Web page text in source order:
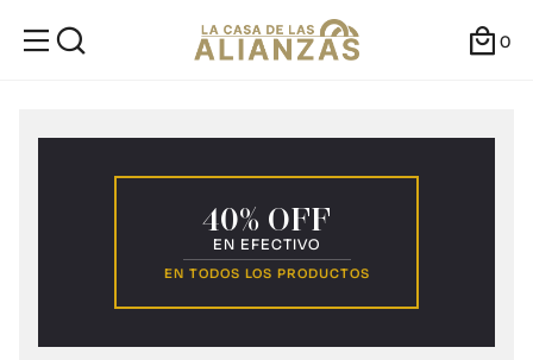
0
40% OFF
EN EFECTIVO
EN TODOS LOS PRODUCTOS